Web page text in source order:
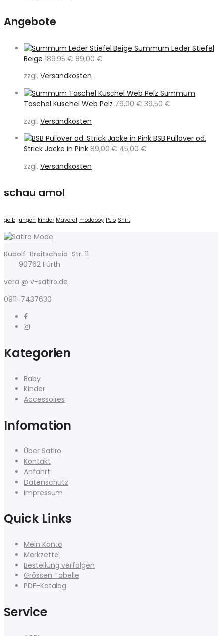
Angebote
Summum Leder Stiefel
Beige 189,95€ Ursprünglicher
war:
189,95 €
89,00 €
89,00 €.
zzgl. Versandkosten
Summum
Taschel Kuschel Web Pelz 79,00€ Ursprünglicher
79,00 €
39,50 €
39,50 €.
zzgl. Versandkosten
BSB Pullover od.
Strick Jacke in Pink 89,00€ Ursprünglicher
45,00 €
zzgl. Versandkosten
schau amol
gelb jungen kinder Mayoral modeboy Polo Shirt
Rudolf-Breitscheid-Str. 11
90762 Fürth
vera @ v-satiro.de
0911-7437630
Kategorien
Baby
Kinder
Accessoires
Infomation
Über Satiro
Kontakt
Anfahrt
Datenschutz
Impressum
Quick Links
Mein Konto
Merkzettel
Bestellung verfolgen
Grössen Tabelle
PDF-Katalog
Service